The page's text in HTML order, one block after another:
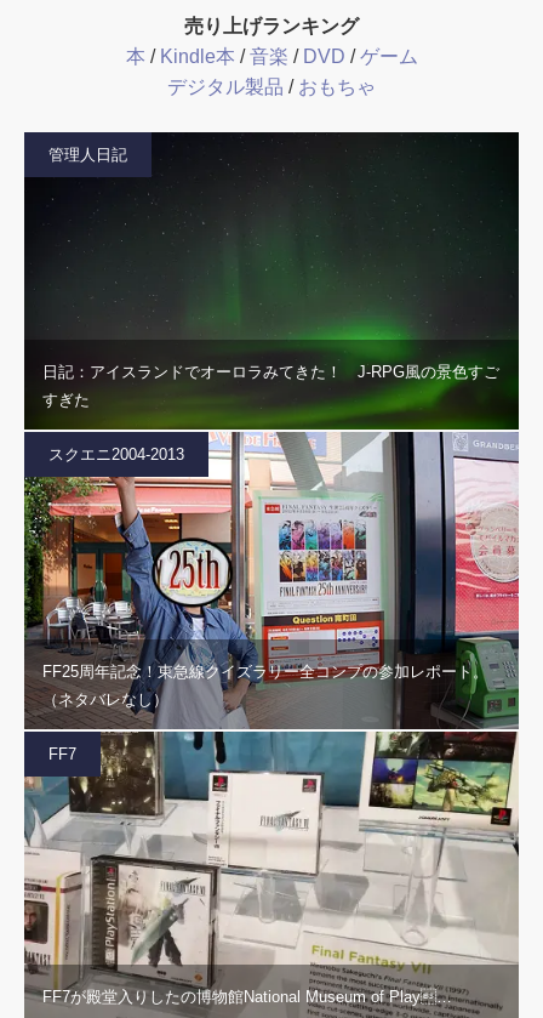
売り上げランキング
本 / Kindle本 /音楽 / DVD /ゲーム
デジタル製品 / おもちゃ
管理人日記
日記：アイスランドでオーロラみてきた！ J-RPG風の景色すご
すぎた
スクエニ2004-2013
FF25周年記念！東急線クイズラリー全コンプの参加レポート。
（ネタバレなし）
FF7
FF7が殿堂入りしたの博物館National Museum of Play…